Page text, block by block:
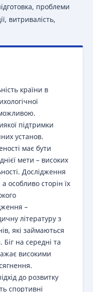
проблеми
витривалість,
країни в
підтримки
установ.
має бути
мети – високих
Дослідження
особливо сторін їх
–
літературу з
які займаються
на середні та
високими
до розвитку
спортивні